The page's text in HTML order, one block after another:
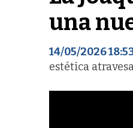
una
14/05/2026
estética